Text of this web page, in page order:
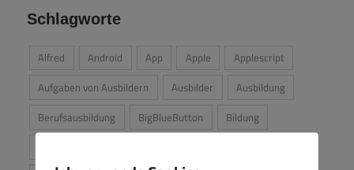
Schlagworte
Alfred Android App Apple
Applescript
Aufgaben von Ausbildern
Ausbilder
Ausbildung
Berufsausbildung
BigBlueButton
Bildung